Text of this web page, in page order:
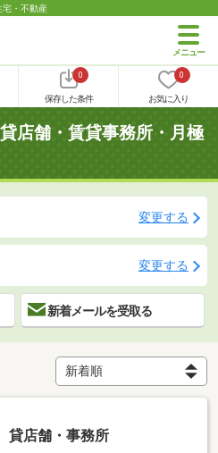
宅・不動産
0
保存した条件
0
お気に入り
店舗・賃貸事務所・月極
変更する
変更する
新着メールを受取る
店舗・事務所